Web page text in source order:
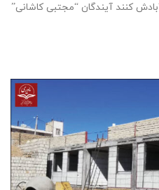
کنند آیندگان “مجتبی کاشانی”